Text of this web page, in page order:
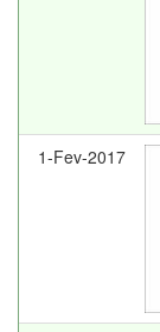
1-Fev-2017